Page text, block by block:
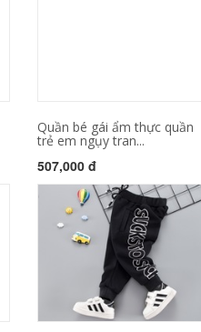
Quần bé gái ẩm thực quần
trẻ em ngụy tran...
507,000 đ